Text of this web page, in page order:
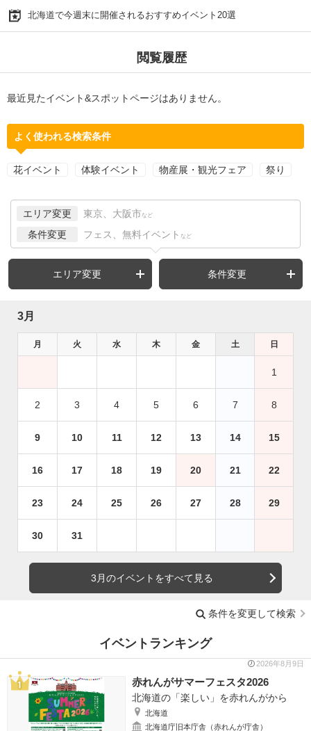
北海道で今週末に開催されるおすすめイベント20選
閲覧履歴
最近見たイベント&スポットページはありません。
よく使われる検索条件
花イベント 体験イベント 物産展・観光フェア 祭り
エリア変更 東京、大阪市 など
条件変更 フェス、無料イベント など
エリア変更 条件変更
3月
月 火 水 木 金 土 日
1
2 3 4 5 6 7 8
9 10 11 12 13 14 15
16 17 18 19 20 21 22
23 24 25 26 27 28 29
30 31
3月のイベントをすべて見る
条件を変更して検索
イベントランキング
2026年8月9日
赤れんがサマーフェスタ2026
北海道の「楽しい」を赤れんがから
北海道
北海道庁旧本庁舎（赤れんが庁舎）